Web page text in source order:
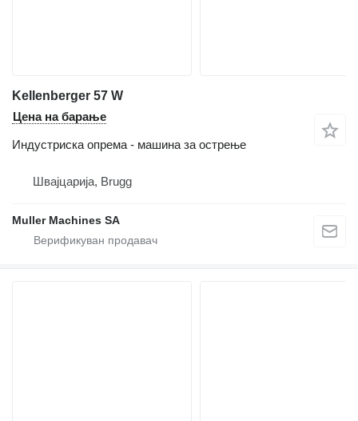
Kellenberger 57 W
Цена на барање
Индустриска опрема - машина за острење
Швајцарија, Brugg
Muller Machines SA